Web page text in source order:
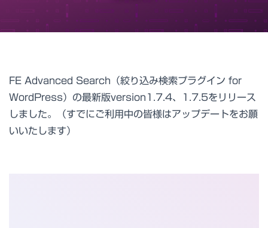
を
切
FE Advanced Search（絞り込み検索プラグイン for
WordPress）の最新版version1.7.4、1.7.5をリリース
しました。（すでにご利用中の皆様はアップデートをお願
いいたします）